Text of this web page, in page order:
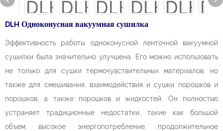
DLH Одноконусная вакуумная сушилка
Эффективность работы одноконусной ленточной вакуумной
сушилки была значительно улучшена. Его можно использовать
не только для сушки термочувствительных материалов, но
также для смешивания, взаимодействия и сушки порошков и
порошков, а также порошков и жидкостей. Он полностью
устраняет традиционные недостатки, такие как большой
объем, высокое энергопотребление, продолжительное